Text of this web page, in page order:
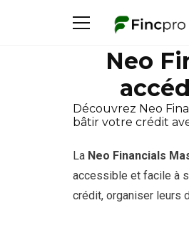
Neo
Découvrez Neo
bâtir votre crédit
La Neo Financials
accessible et facile à
crédit, organiser leurs